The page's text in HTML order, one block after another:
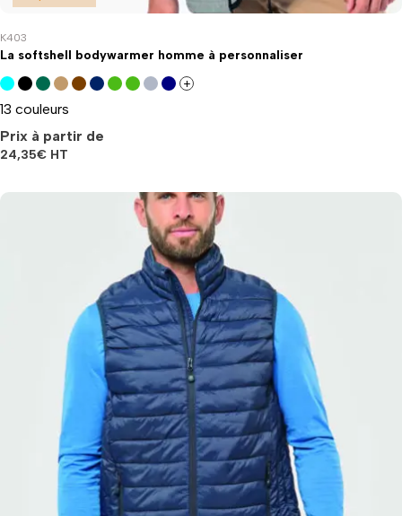
K403
La softshell bodywarmer homme à personnaliser
+
13 couleurs
Prix à partir de
24,35€ HT